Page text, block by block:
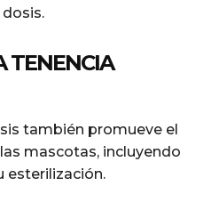
TENENCIA
también promueve el
mascotas, incluyendo
esterilización.